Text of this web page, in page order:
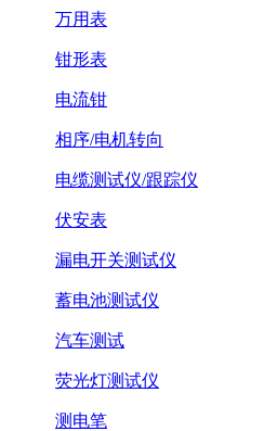
万用表
钳形表
电流钳
相序/电机转向
电缆测试仪/跟踪仪
伏安表
漏电开关测试仪
蓄电池测试仪
汽车测试
荧光灯测试仪
测电笔